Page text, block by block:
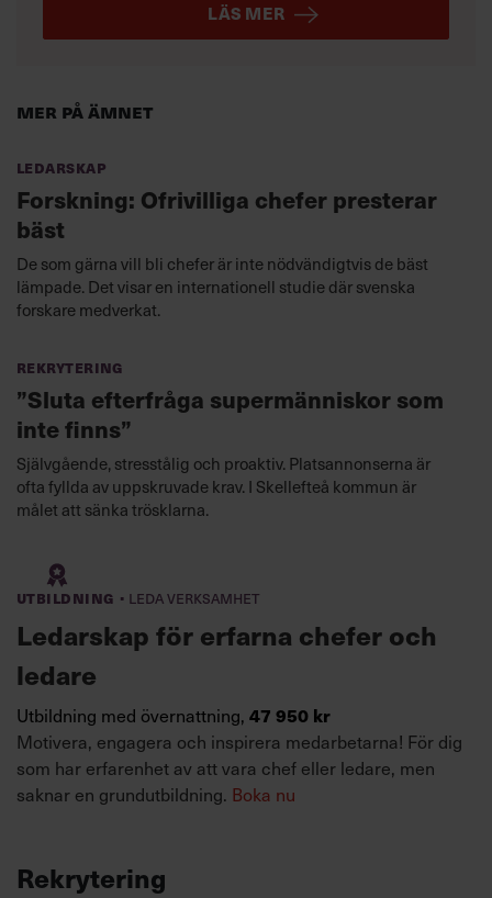
Mer på ämnet
Ledarskap
Forskning: Ofrivilliga chefer presterar
bäst
De som gärna vill bli chefer är inte nödvändigtvis de bäst
lämpade. Det visar en internationell studie där svenska
forskare medverkat.
Rekrytering
”Sluta efterfråga supermänniskor som
inte finns”
Självgående, stresstålig och proaktiv. Platsannonserna är
ofta fyllda av uppskruvade krav. I Skellefteå kommun är
målet att sänka trösklarna.
Utbildning · Leda verksamhet
Ledarskap för erfarna chefer och
ledare
Utbildning med övernattning, 47 950 kr
Motivera, engagera och inspirera medarbetarna! För dig
som har erfarenhet av att vara chef eller ledare, men
saknar en grundutbildning. Boka nu
LÄS MER
Rekrytering